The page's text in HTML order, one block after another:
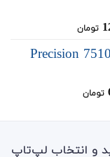
تومان
تومان
و انتخاب لپ‌تاپ